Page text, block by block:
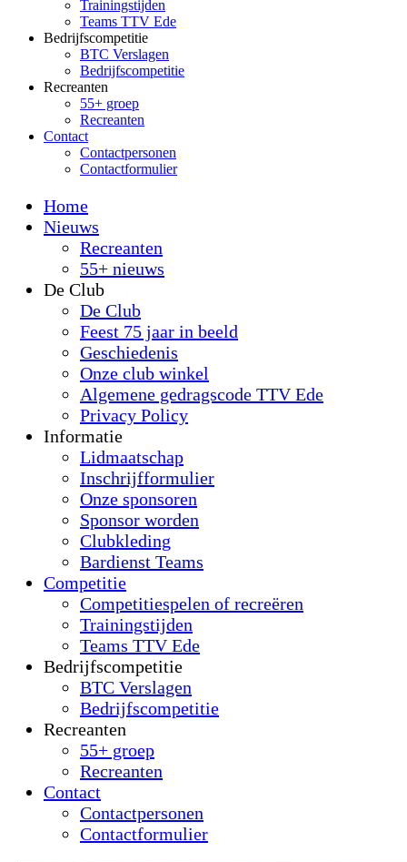
Trainingstijden
Teams TTV Ede
Bedrijfscompetitie
BTC Verslagen
Bedrijfscompetitie
Recreanten
55+ groep
Recreanten
Contact
Contactpersonen
Contactformulier
Home
Nieuws
Recreanten
55+ nieuws
De Club
De Club
Feest 75 jaar in beeld
Geschiedenis
Onze club winkel
Algemene gedragscode TTV Ede
Privacy Policy
Informatie
Lidmaatschap
Inschrijfformulier
Onze sponsoren
Sponsor worden
Clubkleding
Bardienst Teams
Competitie
Competitiespelen of recreëren
Trainingstijden
Teams TTV Ede
Bedrijfscompetitie
BTC Verslagen
Bedrijfscompetitie
Recreanten
55+ groep
Recreanten
Contact
Contactpersonen
Contactformulier